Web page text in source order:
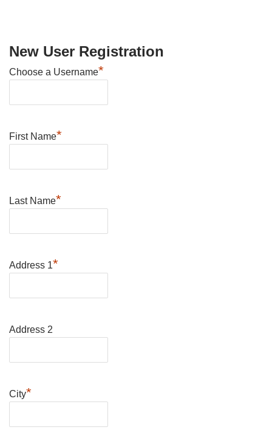
New User Registration
Choose a Username*
First Name*
Last Name*
Address 1*
Address 2
City*